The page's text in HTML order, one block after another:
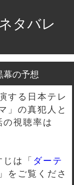
タバレ
幕の予想
する日本テレ
」の真犯人と
視聴率は
は「 ダーテ
」をご覧くださ